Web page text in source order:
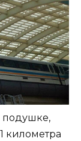
подушке,
километра